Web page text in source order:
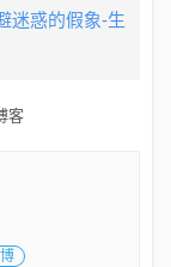
迷惑的假象-生
客